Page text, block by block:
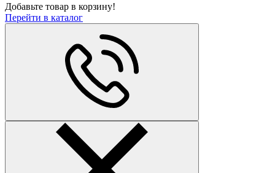
Добавьте товар в корзину!
Перейти в каталог